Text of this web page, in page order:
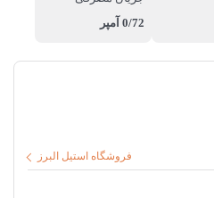
0/72 آمپر
فروشگاه استیل البرز